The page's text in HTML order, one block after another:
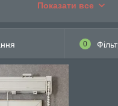
в нижню частину кожної
будь-якому рівні.
Показати все
0